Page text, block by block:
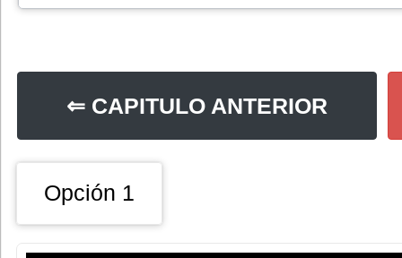
⇐ CAPITULO ANTERIOR
Opción 1